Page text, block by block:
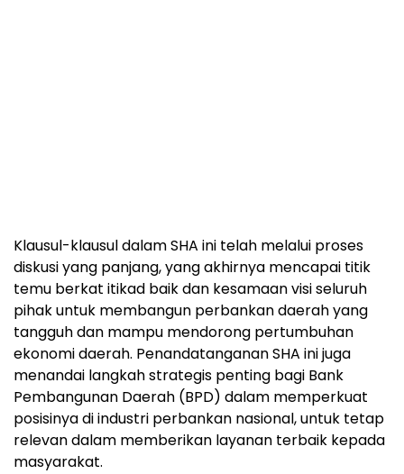
Klausul-klausul dalam SHA ini telah melalui proses
diskusi yang panjang, yang akhirnya mencapai titik
temu berkat itikad baik dan kesamaan visi seluruh
pihak untuk membangun perbankan daerah yang
tangguh dan mampu mendorong pertumbuhan
ekonomi daerah. Penandatanganan SHA ini juga
menandai langkah strategis penting bagi Bank
Pembangunan Daerah (BPD) dalam memperkuat
posisinya di industri perbankan nasional, untuk tetap
relevan dalam memberikan layanan terbaik kepada
masyarakat.